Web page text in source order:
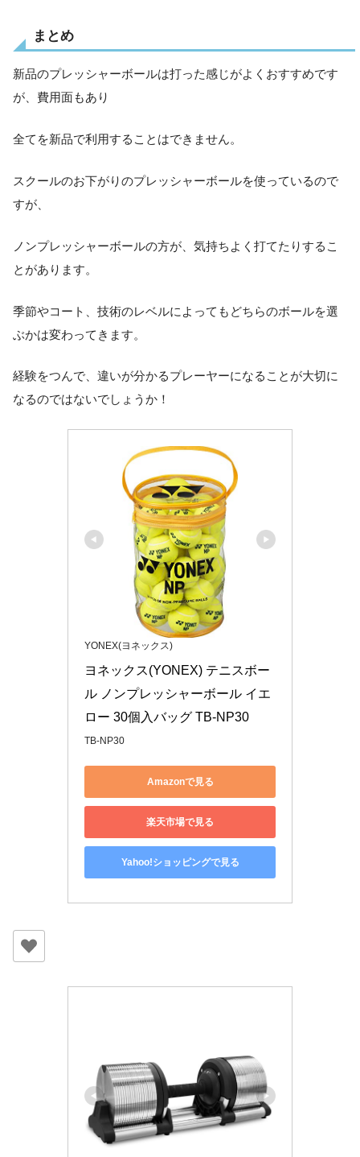
まとめ
新品のプレッシャーボールは打った感じがよくおすすめです
が、費用面もあり
全てを新品で利用することはできません。
スクールのお下がりのプレッシャーボールを使っているので
すが、
ノンプレッシャーボールの方が、気持ちよく打てたりするこ
とがあります。
季節やコート、技術のレベルによってもどちらのボールを選
ぶかは変わってきます。
経験をつんで、違いが分かるプレーヤーになることが大切に
なるのではないでしょうか！
YONEX(ヨネックス)
ヨネックス(YONEX) テニスボー
ル ノンプレッシャーボール イエ
ロー 30個入バッグ TB-NP30
TB-NP30
Amazonで見る
楽天市場で見る
Yahoo!ショッピングで見る